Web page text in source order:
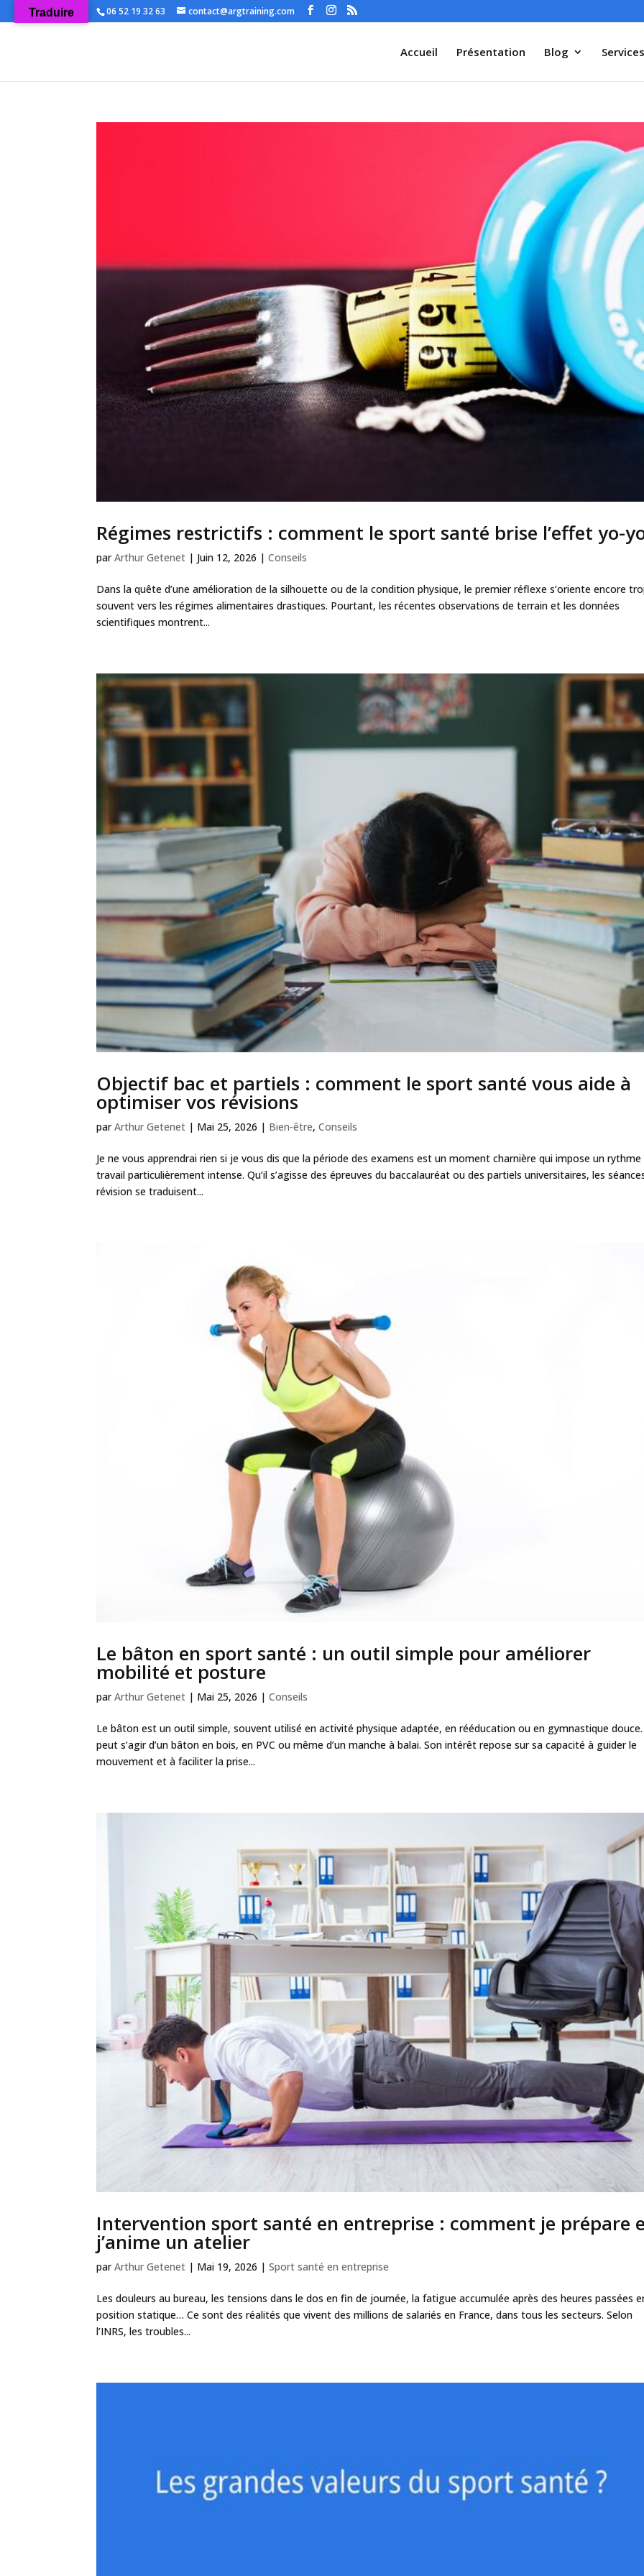
06 52 19 32 63 contact@argtraining.com
Accueil Présentation Blog Services
Régimes restrictifs : comment le sport santé brise l’effet yo-
parArthur Getenet | Juin 12, 2026 |Conseils
Dans la quête d’une amélioration de la silhouette ou de la condition physique, le premier réflexe s’oriente encore
souvent vers les régimes alimentaires drastiques. Pourtant, les récentes observations de terrain et les données
scientifiques montrent...
Objectif bac et partiels : comment le sport santé vous aide à
optimiser vos révisions
parArthur Getenet | Mai 25, 2026 | Bien-être,Conseils
Je ne vous apprendrai rien si je vous dis que la période des examens est un moment charnière qui impose un rythme
travail particulièrement intense. Qu’il s’agisse des épreuves du baccalauréat ou des partiels universitaires, les
révision se traduisent...
Le bâton en sport santé : un outil simple pour améliorer
mobilité et posture
parArthur Getenet | Mai 25, 2026 |Conseils
Le bâton est un outil simple, souvent utilisé en activité physique adaptée, en rééducation ou en gymnastique
peut s’agir d’un bâton en bois, en PVC ou même d’un manche à balai. Son intérêt repose sur sa capacité à guider le
mouvement et à faciliter la prise...
Intervention sport santé en entreprise : comment je prépare
j’anime un atelier
parArthur Getenet | Mai 19, 2026 |Sport santé en entreprise
Les douleurs au bureau, les tensions dans le dos en fin de journée, la fatigue accumulée après des heures passées
position statique… Ce sont des réalités que vivent des millions de salariés en France, dans tous les secteurs. Selon
l’INRS, les troubles...
Traduire